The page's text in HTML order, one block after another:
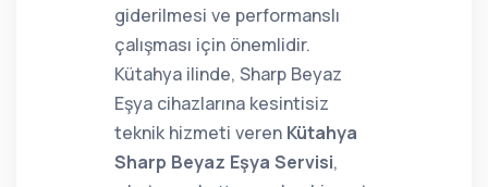
giderilmesi ve performanslı
çalışması için önemlidir.
Kütahya ilinde, Sharp Beyaz
Eşya cihazlarına kesintisiz
teknik hizmeti veren Kütahya
Sharp Beyaz Eşya Servisi,